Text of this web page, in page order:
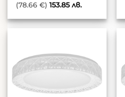
(78.66 €) 153.85лв.